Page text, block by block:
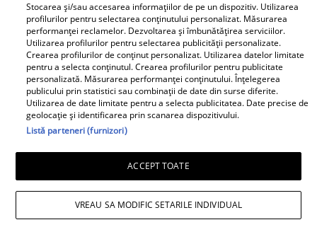
Bona Irinei
Columbeanu spune
pentru prima dată ce a
trăit în vila de la
Izvorani. Ce nu s-a văzut
niciodată la TV: ”Eu am
cunoscut o altă latură a
relației lor. În casă era o
Ca la Bollywood! Cum s-
Doamnă a României la
întâlnirea cu președinta
Indiei la București.
Niciodată nu a fost atât
Stocarea și/sau accesarea informațiilor de pe un dispozitiv. Utilizarea
profilurilor pentru selectarea conținutului personalizat. Măsurarea
performanței reclamelor. Dezvoltarea și îmbunătățirea serviciilor.
Utilizarea profilurilor pentru selectarea publicității personalizate.
Crearea profilurilor de conținut personalizat. Utilizarea datelor limitate
pentru a selecta conținutul. Crearea profilurilor pentru publicitate
personalizată. Măsurarea performanței conținutului. Înțelegerea
publicului prin statistici sau combinații de date din surse diferite.
Utilizarea de date limitate pentru a selecta publicitatea. Date precise de
geolocație și identificarea prin scanarea dispozitivului.
Listă parteneri (furnizori)
ACCEPT TOATE
VREAU SA MODIFIC SETARILE INDIVIDUAL